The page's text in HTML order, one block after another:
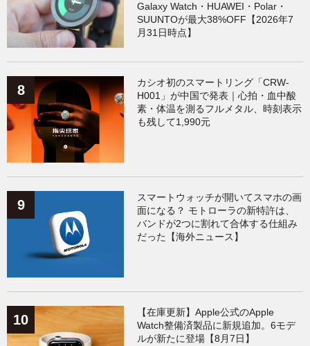
Galaxy Watch・HUAWEI・Polar・
SUUNTOが最大38%OFF【2026年7
月31日時点】
カシオ初のスマートリング「CRW-
H001」が中国で発表｜心拍・血中酸
素・体温を測るフルメタル、時刻表示
も残して1,990元
スマートウォッチが開いてスマホの画
面になる？ モトローラの新特許は、
バンドが2つに割れて合体する仕組み
だった【海外ニュース】
【在庫更新】Apple公式のApple
Watch整備済製品に新規追加。6モデ
ルが新たに登場【8月7日】